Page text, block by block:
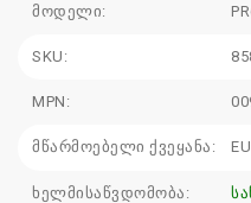
მოდელი:
SKU:
MPN:
მწარმოებელი ქვეყანა: EU
ხელმისაწვდომობა: